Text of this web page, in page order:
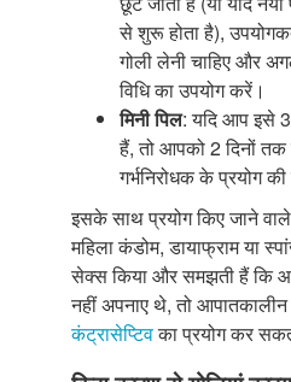
से शुरू होता है),
गोली लेनी चाहिए और
विधि का उपयोग करें।
मिनी पिल: यदि आप इसे
हैं, तो आपको 2 दिनों
गर्भनिरोधक के प्रयोग
इसके साथ प्रयोग किए जाने
महिला कंडोम, डायाफ्राम या
सेक्स किया और समझती हैं कि
नहीं अपनाए थे, तो आपातकालीन
कंट्रासेप्टिवका प्रयोग कर